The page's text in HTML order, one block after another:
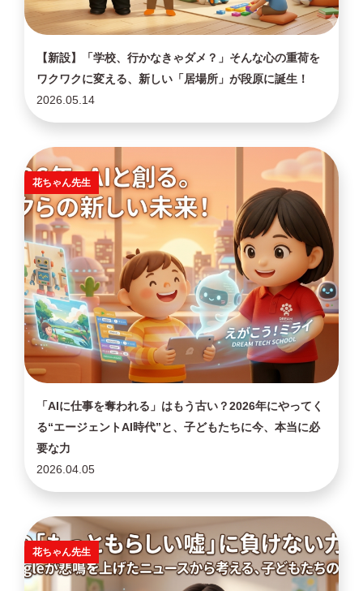
【新設】「学校、行かなきゃダメ？」そんな心の重荷を
ワクワクに変える、新しい「居場所」が段原に誕生！
2026.05.14
「AIに仕事を奪われる」はもう古い？2026年にやってく
る“エージェントAI時代”と、子どもたちに今、本当に必
要な力
2026.04.05
花ちゃん先生
花ちゃん先生